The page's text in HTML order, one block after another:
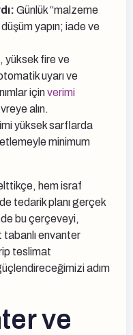
Günlük “malzeme
düşüm yapın; iade ve
yüksek fire ve
uyarı ve
içinverimi
alın.
yüksek sarflarda
minimum
hem israf
tedarik planı gerçek
bu çerçeveyi,
envanter
teslimat
adım
ve